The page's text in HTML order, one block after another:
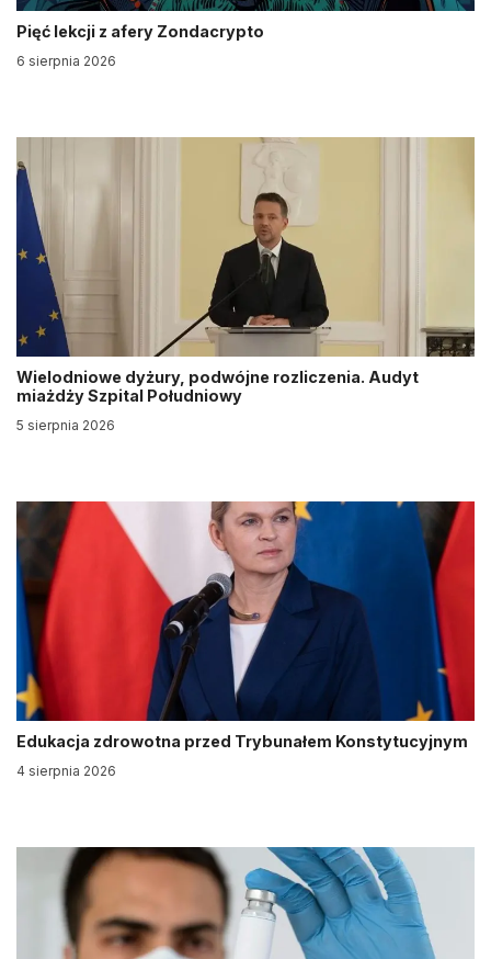
Pięć lekcji z afery Zondacrypto
6 sierpnia 2026
Wielodniowe dyżury, podwójne rozliczenia. Audyt
miażdży Szpital Południowy
5 sierpnia 2026
Edukacja zdrowotna przed Trybunałem Konstytucyjnym
4 sierpnia 2026